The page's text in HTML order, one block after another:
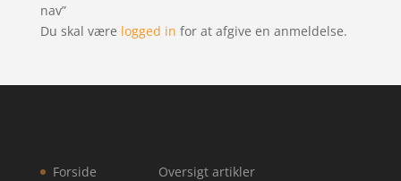
nav”
Du skal være logged in for at afgive en anmeldelse.
Forside
Oversigt artikler